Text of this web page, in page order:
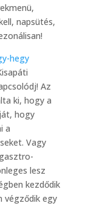
napsütés,
hegy
Az
ki, hogy a
hogy
a
Vagy
lesz
kezdődik
végződik egy